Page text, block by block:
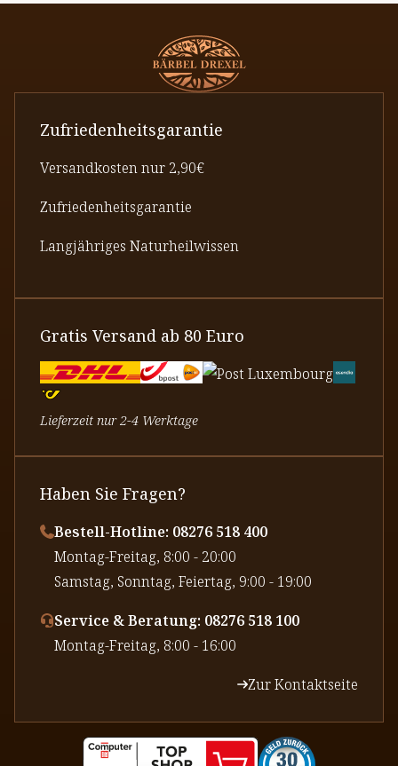
Zufriedenheitsgarantie
Versandkosten nur 2,90€
Zufriedenheitsgarantie
Langjähriges Naturheilwissen
Gratis Versand ab 80 Euro
Lieferzeit nur 2-4 Werktage
Haben Sie Fragen?
Bestell-Hotline: 08276 518 400
⁠Montag-Freitag, 8:00 - 20:00
⁠Samstag, Sonntag, Feiertag, 9:00 - 19:00
Service & Beratung: 08276 518 100
⁠Montag-Freitag, 8:00 - 16:00
Zur Kontaktseite